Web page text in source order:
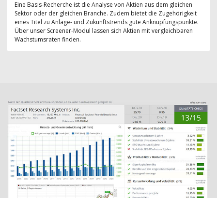
Eine Basis-Recherche ist die Analyse von Aktien aus dem gleichen
Sektor oder der gleichen Branche. Zudem bietet die Zugehörigkeit
eines Titel zu Anlage- und Zukunftstrends gute Anknüpfungspunkte.
Über unser Screener-Modul lassen sich Aktien mit vergleichbaren
Wachstumsraten finden.